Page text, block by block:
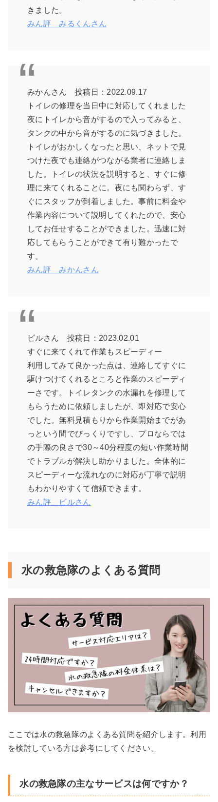
きました。
みん評 みるくんさん
みかんさん 投稿日：2022.09.17
トイレの修理を当日中に対応してくれました
夜にトイレから音がするので入ってみると、
タンクの中から音がするのに気づきました。
トイレがおかしくなったと思い、ネットで見
つけた夜でも連絡がつながる業者に連絡しま
した。トイレの状況を説明すると、すぐに修
理に来てくれることに。夜にも関わらず、す
ぐにスタッフが到着しました。事前に料金や
作業内容について説明してくれたので、安心
してお任せすることができました。迅速に対
応してもらうことができて有り難かったで
す。
みん評 みかんさん
ビルさん 投稿日：2023.02.01
すぐに来てくれて作業もスピーディー
利用してみて良かった点は、連絡してすぐに
駆けつけてくれるところと作業のスピーディ
ーさです。トイレタンクの水漏れを修理して
もらうために依頼しましたが、即対応で安心
でした。無料見積もりから作業開始までがあ
っという間でびっくりですし、プロならでは
の手際の良さで30～40分程度の短い作業時間
でトラブルが解決し助かりました。全体的に
スピーディーな流れなのに対応が丁寧で説明
もわかりやすくて信頼できます。
みん評 ビルさん
水の救急隊のよくある質問
ここでは水の救急隊のよくある質問を紹介します。利用
を検討している方は参考にしてください。
水の救急隊の主なサービスは何ですか？